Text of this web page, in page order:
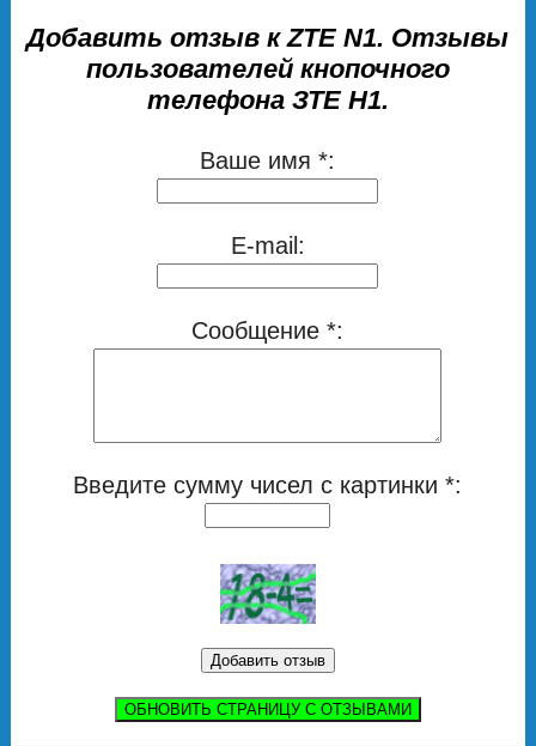
Добавить отзыв к ZTE N1. Отзывы
пользователей кнопочного
телефона ЗТЕ Н1.
Ваше имя *:
E-mail:
Сообщение *:
Введите сумму чисел с картинки *:
ОБНОВИТЬ СТРАНИЦУ С ОТЗЫВАМИ